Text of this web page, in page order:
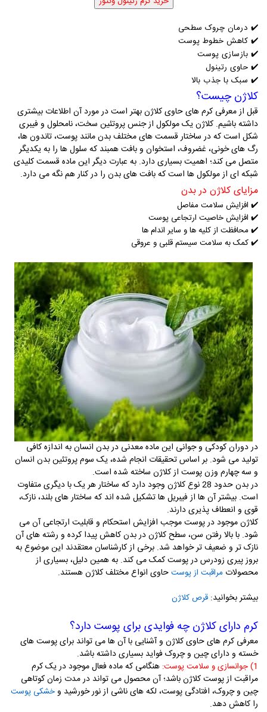
✔️ درمان چروک سطحی
✔️ کاهش خطوط پوست
✔️ بازسازی پوست
✔️ حاوی رتینول
✔️ سبک با جذب بالا
کلاژن چیست؟
قبل از معرفی کرم های حاوی کلاژن بهتر است در مورد آن اطلاعات بیشتری
داشته باشیم. کلاژن یک مولکول از جنس پروتئین سخت، نامحلول و فیبری
شکل است که در ساختار قسمت های مختلف بدن مانند پوست، تاندون ها،
رگ های خونی، غضروف، استخوان و بافت همبند که سلول ها را به یکدیگر
متصل می کند؛ اهمیت بسیاری دارد. به عبارت دیگر این ماده قسمت کلیدی
شبکه ای از مولکول ها است که بافت های بدن را در کنار هم نگه می دارد.
مزایای کلاژن در بدن
✔️ افزایش سلامت مفاصل
✔️ افزایش خاصیت ارتجاعی پوست
✔️محافظت از کلیه ها و سایر اندام ها
✔️کمک به سلامت سیستم قلبی و عروقی
در دوران کودکی و جوانی این ماده معدنی در بدن انسان به اندازه کافی
تولید می شود. بر اساس تحقیقات انجام شده، یک سوم پروتئین بدن انسان
و سه چهارم وزن پوست از کلاژن ساخته شده است.
در بدن حدود 28 نوع کلاژن وجود دارد که ساختار هر یک با دیگری متفاوت
است. بیشتر آن ها از فیبریل ها تشکیل شده اند که ساختار های بلند، نازک،
قوی و انعطاف پذیری دارند.
کلاژن موجود در پوست موجب افزایش استحکام و قابلیت ارتجاعی آن می
شود. با بالا رفتن سن، سطح کلاژن در بدن کاهش پیدا کرده و رشته های آن
نازک تر و ضعیف تر خواهد شد. برخی از کارشناسان معتقدند این موضوع به
بروز پیری زودرس در پوست کمک می کند. به همین دلیل، بسیاری از
محصولات مراقبت از پوستحاوی انواع مختلف کلاژن هستند.
بیشتر بخوانید: قرص کلاژن
کرم دارای کلاژن چه فوایدی برای پوست دارد؟
معرفی کرم های حاوی کلاژن و آشنایی با آن ها می تواند برای پوست های
خسته و دارای چین و چروک فواید بسیاری داشته باشد.
1) جوانسازی و سلامت پوست:
هنگامی که ماده فعال موجود در یک کرم
مراقبت از پوست کلاژن باشد؛ آن محصول می تواند در مدت زمان کوتاهی
چین و چروک، افتادگی پوست، لکه های ناشی از نور خورشید وخشکی پوست
را کاهش دهد.